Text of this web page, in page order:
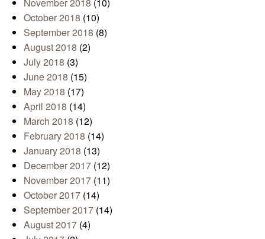
November 2018 (10)
October 2018 (10)
September 2018 (8)
August 2018 (2)
July 2018 (3)
June 2018 (15)
May 2018 (17)
April 2018 (14)
March 2018 (12)
February 2018 (14)
January 2018 (13)
December 2017 (12)
November 2017 (11)
October 2017 (14)
September 2017 (14)
August 2017 (4)